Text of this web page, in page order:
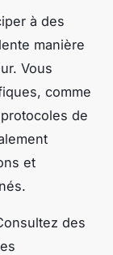
à des
manière
Vous
comme
de
et
des